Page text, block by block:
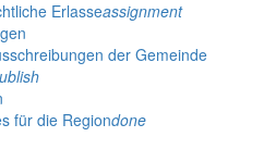
Erlasseassignment
der Gemeinde
für die Regiondone